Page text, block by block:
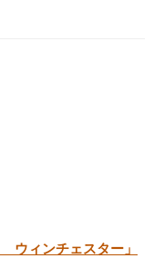
ィンチェスター」